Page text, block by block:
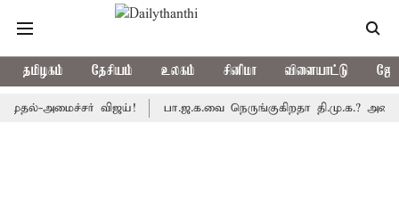
தமிழகம் தேசியம் உலகம் சினிமா விளையாட்டு
அமைச்சர் விஜய்! பா.ஜ.க.வை நெருங்குகிறதா தி.மு.க.?